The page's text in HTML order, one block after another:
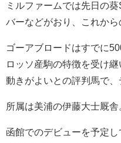
ミルファームでは先日の
バーなどがおり、これから
ゴーアブロードはすでに
ロッソ産駒の特徴を受け継
動きがよいとの評判馬で、
所属は美浦の伊藤大士厩舎
函館でのデビューを予定し